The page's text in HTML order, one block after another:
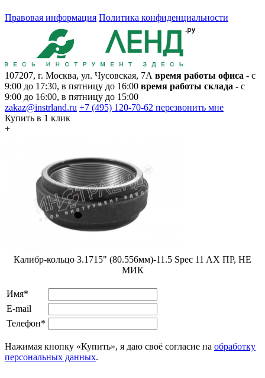
Правовая информация Политика конфиденциальности
107207, г. Москва, ул. Чусовская, 7А время работы офиса - с
9:00 до 17:30, в пятницу до 16:00 время работы склада - с
9:00 до 16:00, в пятницу до 15:00
zakaz@instrland.ru +7 (495) 120-70-62 перезвонить мне
Купить в 1 клик
+
Калибр-кольцо 3.1715" (80.556мм)-11.5 Spec 11 AX ПР, НЕ
МИК
Имя*
E-mail
Телефон*
Нажимая кнопку «Купить», я даю своё согласие на обработку
персональных данных.